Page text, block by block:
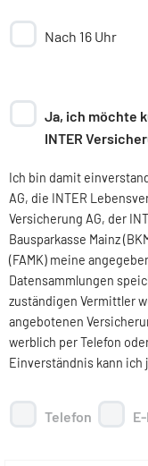
Nach 16 Uhr
Ja, ich möchte
INTER
Ich bin damit
AG, die INTER
Versicherung AG, der
Bausparkasse Mainz
(FAMK) meine
Datensammlungen
zuständigen Vermittler
angebotenen
werblich per Telefon
Einverständnis kann
Telefon